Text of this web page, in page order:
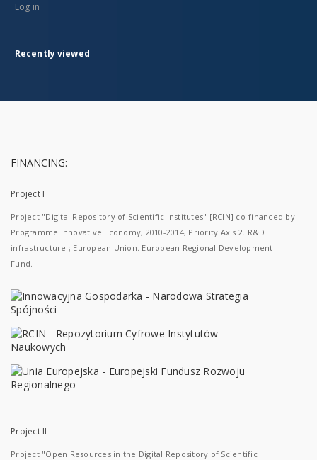
Log in
Recently viewed
FINANCING:
Project I
Project "Digital Repository of Scientific Institutes" [RCIN] co-financed by
Programme Innovative Economy, 2010-2014, Priority Axis 2. R&D
infrastructure ; European Union. European Regional Development
Fund.
Project II
Project "Open Resources in the Digital Repository of Scientific